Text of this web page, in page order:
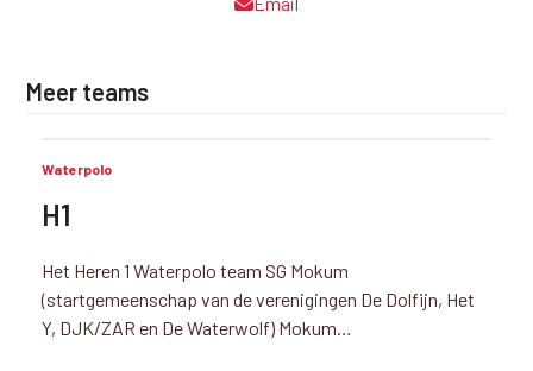
Meer teams
Waterpolo
H1
Het Heren 1 Waterpolo team SG Mokum
(startgemeenschap van de verenigingen De Dolfijn, Het
Y, DJK/ZAR en De Waterwolf) Mokum…